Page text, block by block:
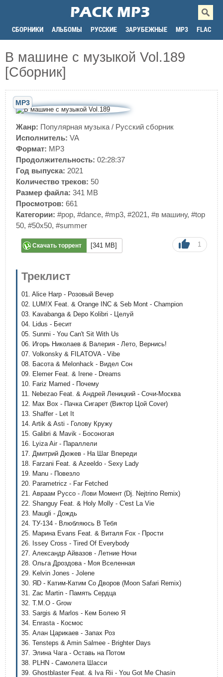
СБОРНИКИ АЛЬБОМЫ РУССКИЕ ЗАРУБЕЖНЫЕ MP3 FLAC
В машине с музыкой Vol.189
[Сборник]
MP3
Жанр: Популярная музыка / Русский сборник
Исполнитель: VA
Формат: MP3
Продолжительность: 02:28:37
Год выпуска: 2021
Количество треков: 50
Размер файла: 341 MB
Просмотров: 661
Категории: #pop, #dance, #mp3, #2021, #в машину, #top
50, #50x50, #summer
Скачать торрент [341 MB] 1
Треклист
01. Alice Harp - Розовый Вечер
02. LUM!X Feat. & Orange INC & Seb Mont - Champion
03. Kavabanga & Depo Kolibri - Целуй
04. Lidus - Бесит
05. Sunmi - You Can't Sit With Us
06. Игорь Николаев & Валерия - Лето, Вернись!
07. Volkonsky & FILATOVA - Vibe
08. Басота & Melonhack - Видел Сон
09. Elemer Feat. & Irene - Dreams
10. Fariz Mamed - Почему
11. Nebezao Feat. & Андрей Леницкий - Сочи-Москва
12. Max Box - Пачка Сигарет (Виктор Цой Cover)
13. Shaffer - Let It
14. Artik & Asti - Голову Кружу
15. Galibri & Mavik - Босоногая
16. Lyiza Air - Параллели
17. Дмитрий Дюжев - На Шаг Впереди
18. Farzani Feat. & Azeeldo - Sexy Lady
19. Manu - Повезло
20. Parametricz - Far Fetched
21. Авраам Руссо - Лови Момент (Dj. Nejtrino Remix)
22. Shanguy Feat. & Holy Molly - C'est La Vie
23. Maugli - Дождь
24. ТУ-134 - Влюбляюсь В Тебя
25. Марина Evans Feat. & Виталя Fox - Прости
26. Issey Cross - Tired Of Everybody
27. Александр Айвазов - Летние Ночи
28. Ольга Дроздова - Моя Вселенная
29. Kelvin Jones - Jolene
30. ЯD - Катим-Катим Со Дворов (Moon Safari Remix)
31. Zac Martin - Память Сердца
32. T.M.O - Grow
33. Sargis & Marlos - Кем Болею Я
34. Enrasta - Космос
35. Алан Царикаев - Запах Роз
36. Tensteps & Amin Salmee - Brighter Days
37. Элина Чага - Оставь на Потом
38. PLHN - Самолета Шасси
39. Ghostblaster Feat. & Iva Rii - You Got Me Chasin